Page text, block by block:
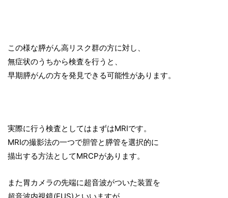
この様な膵がん高リスク群の方に対し、
無症状のうちから検査を行うと、
早期膵がんの方を発見できる可能性があります。
実際に行う検査としてはまずはMRIです。
MRIの撮影法の一つで胆管と膵管を選択的に
描出する方法としてMRCPがあります。
また胃カメラの先端に超音波がついた装置を